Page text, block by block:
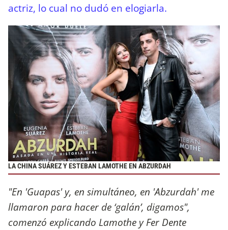
actriz, lo cual no dudó en elogiarla.
LA CHINA SUÁREZ Y ESTEBAN LAMOTHE EN ABZURDAH
"En 'Guapas' y, en simultáneo, en 'Abzurdah' me
llamaron para hacer de ‘galán’, digamos",
comenzó explicando Lamothe y Fer Dente